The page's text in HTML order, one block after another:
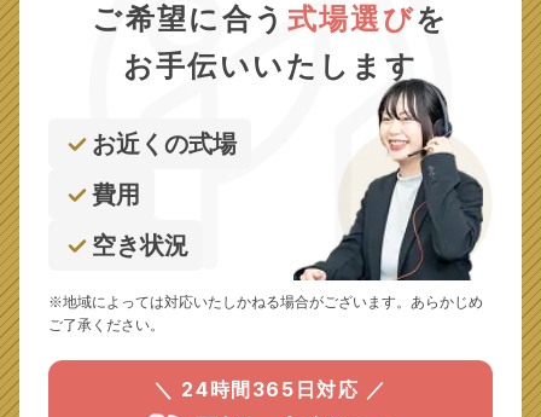
ご希望に合う 式場選びを
お手伝いいたします
お近くの式場
費用
空き状況
※地域によっては対応いたしかねる場合がございます。あらかじめ
ご了承ください。
＼ 24時間365日対応 ／